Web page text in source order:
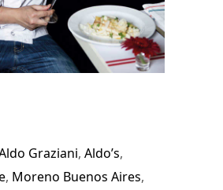
Graziani, Aldo’s,
, Moreno Buenos Aires,